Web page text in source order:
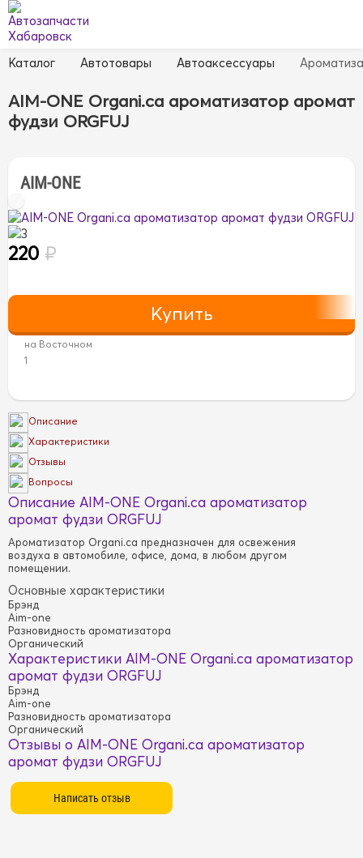
Каталог Автотовары Автоаксессуары
AIM-ONE Organi.ca ароматизатор аромат
фудзи ORGFUJ
AIM-ONE
3
220 ₽
на Восточном
1
Описание
Характеристики
Отзывы
Вопросы
Описание AIM-ONE Organi.ca ароматизатор
аромат фудзи ORGFUJ
Ароматизатор Organi.ca предназначен для освежения
воздуха в автомобиле, офисе, дома, в любом другом
помещении.
Основные характеристики
Брэнд
Aim-one
Разновидность ароматизатора
Органический
Характеристики AIM-ONE Organi.ca ароматизатор
аромат фудзи ORGFUJ
Брэнд
Aim-one
Разновидность ароматизатора
Органический
Отзывы о AIM-ONE Organi.ca ароматизатор
аромат фудзи ORGFUJ